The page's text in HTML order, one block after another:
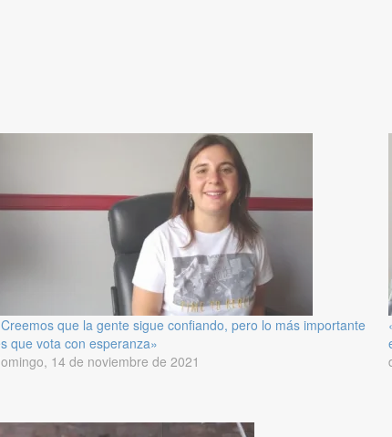
que la gente sigue confiando, pero lo más importante
que vota con esperanza»
14 de noviembre de 2021